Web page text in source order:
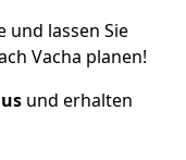
und lassen Sie
Vacha planen!
und erhalten